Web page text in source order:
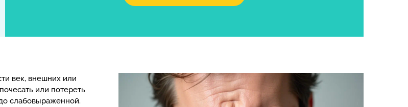
век, внешних или
или потереть
слабовыраженной.